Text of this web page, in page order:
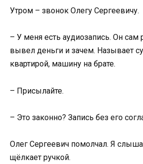
Утром – звонок Олегу Сергеевичу.
– У меня есть аудиозапись. Он сам
вывел деньги и зачем. Называет
квартирой, машину на брате.
– Присылайте.
– Это законно? Запись без его
Олег Сергеевич помолчал. Я
щёлкает ручкой.